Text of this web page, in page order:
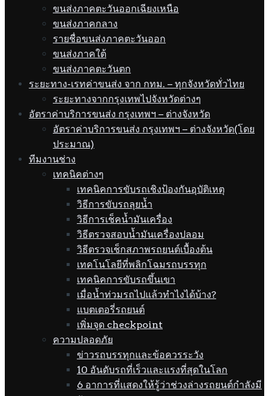
ขนส่งภาคตะวันออกเฉียงเหนือ
ขนส่งภาคกลาง
รายชื่อขนส่งภาคตะวันออก
ขนส่งภาคใต้
ขนส่งภาคตะวันตก
ระยะทาง-เรทค่าขนส่ง จาก กทม. – ทุกจังหวัดทั่วไทย
ระยะทางจากกรุงเทพไปจังหวัดต่างๆ
อัตราค่าบริการขนส่ง กรุงเทพฯ – ต่างจังหวัด
อัตราค่าบริการขนส่ง กรุงเทพฯ – ต่างจังหวัด(โดย
ประมาณ)
ทีมงานช่าง
เทคนิคต่างๆ
เทคนิคการขับรถเชิงป้องกันอุบัติเหตุ
วิธีการขับรถลุยน้ำ
วิธีการเช็คน้ำมันเครื่อง
วิธีตรวจสอบน้ำมันเครื่องปลอม
วิธีตรวจเช็กสภาพรถยนต์เบื้องต้น
เทคโนโลยีที่พลิกโฉมรถบรรทุก
เทคนิคการขับรถขึ้นเขา
เมื่อน้ำท่วมรถไปแล้วทำไงได้บ้าง?
แบตเตอรี่รถยนต์
เพิ่มจุด checkpoint
ความปลอดภัย
ข่าวรถบรรทุกและข้อควรระวัง
10 อันดับรถที่เร็วและแรงที่สุดในโลก
6 อาการที่แสดงให้รู้ว่าช่วงล่างรถยนต์กำลังมี